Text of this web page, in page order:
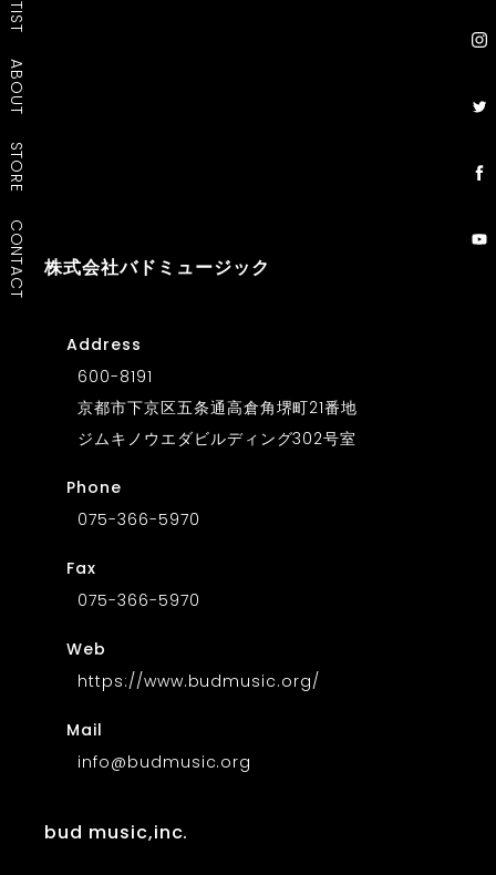
ABOUT
STORE
CONTACT 株式会社バドミュージック
Address
600-8191
京都市下京区五条通高倉角堺町21番地
ジムキノウエダビルディング302号室
Phone
075-366-5970
Fax
075-366-5970
Web
https://www.budmusic.org/
Mail
info@budmusic.org
bud music,inc.